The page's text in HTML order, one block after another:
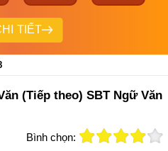
TIẾT
(Tiếp theo) SBT Ngữ Văn
Bình chọn: